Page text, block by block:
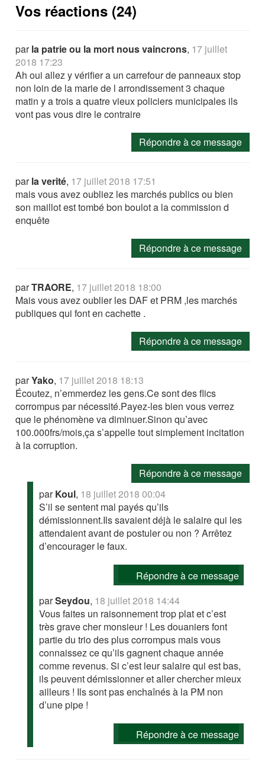
Vos réactions (24)
parla patrie ou la mort nous vaincrons, 17 juillet
2018 17:23
Ah oui allez y vérifier a un carrefour de panneaux stop
non loin de la marie de l arrondissement 3 chaque
matin y a trois a quatre vieux policiers municipales ils
vont pas vous dire le contraire
Répondre à ce message
parla verité, 17 juillet 2018 17:51
mais vous avez oubliez les marchés publics ou bien
son maillot est tombé bon boulot a la commission d
enquête
Répondre à ce message
parTRAORE, 17 juillet 2018 18:00
Mais vous avez oublier les DAF et PRM ,les marchés
publiques qui font en cachette .
Répondre à ce message
parYako, 17 juillet 2018 18:13
Écoutez, n’emmerdez les gens.Ce sont des flics
corrompus par nécessité.Payez-les bien vous verrez
que le phénomène va diminuer.Sinon qu’avec
100.000frs/mois,ça s’appelle tout simplement incitation
à la corruption.
Répondre à ce message
parKoul, 18 juillet 2018 00:04
S’il se sentent mal payés qu’ils
démissionnent.Ils savaient déjà le salaire qui les
attendaient avant de postuler ou non ? Arrêtez
d’encourager le faux.
Répondre à ce message
parSeydou, 18 juillet 2018 14:44
Vous faites un raisonnement trop plat et c’est
très grave cher monsieur ! Les douaniers font
partie du trio des plus corrompus mais vous
connaissez ce qu’ils gagnent chaque année
comme revenus. Si c’est leur salaire qui est bas,
ils peuvent démissionner et aller chercher mieux
ailleurs ! Ils sont pas enchaînés à la PM non
d’une pipe !
Répondre à ce message